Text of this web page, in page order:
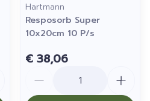
Hartmann
Resposorb Super
10x20cm 10 P/s
€ 38,06